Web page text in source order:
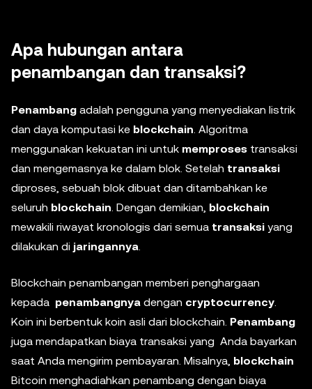
Apa hubungan antara
penambangan dan transaksi?
Penambang adalah pengguna yang menyediakan listrik
dan daya komputasi ke blockchain. Algoritma
menggunakan kekuatan ini untuk memproses transaksi
dan mengemasnya ke dalam blok. Setelah transaksi
diproses, sebuah blok dibuat dan ditambahkan ke
seluruh blockchain. Dengan demikian, blockchain
mewakili riwayat kronologis dari semua transaksi yang
dilakukan di jaringannya.
Blockchain penambangan memberi penghargaan
kepada penambangnya dengan cryptocurrency.
Koin ini berbentuk koin asli dari blockchain. Penambang
juga mendapatkan biaya transaksi yang Anda bayarkan
saat Anda mengirim pembayaran. Misalnya, blockchain
Bitcoin menghadiahkan penambang dengan biaya